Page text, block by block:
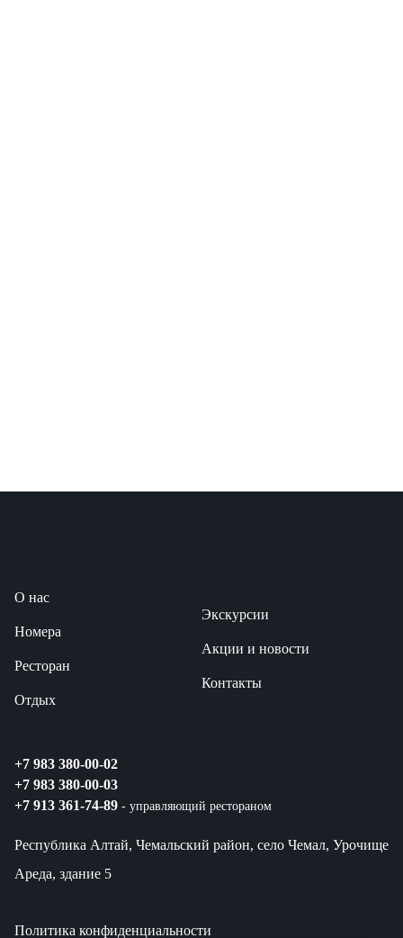
О нас
Номера
Ресторан
Отдых
Экскурсии
Акции и новости
Контакты
+7 983 380-00-02
+7 983 380-00-03
+7 913 361-74-89 - управляющий рестораном
Республика Алтай, Чемальский район, село Чемал, Урочище
Ареда, здание 5
Политика конфиденциальности